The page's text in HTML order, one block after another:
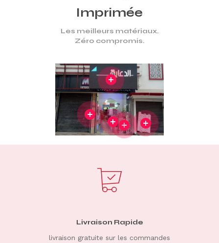
Imprimée
Les meilleurs matériaux.
Zéro compromis.
Services
Livraison Rapide
livraison gratuite sur les commandes